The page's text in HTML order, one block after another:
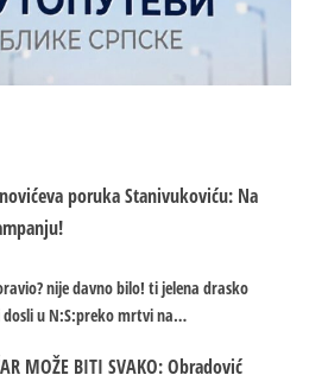
poruka Stanivukoviću: Na
nije davno bilo! ti jelena drasko
dosli u N:S:preko mrtvi na…
MOŽE BITI SVAKO: Obradović